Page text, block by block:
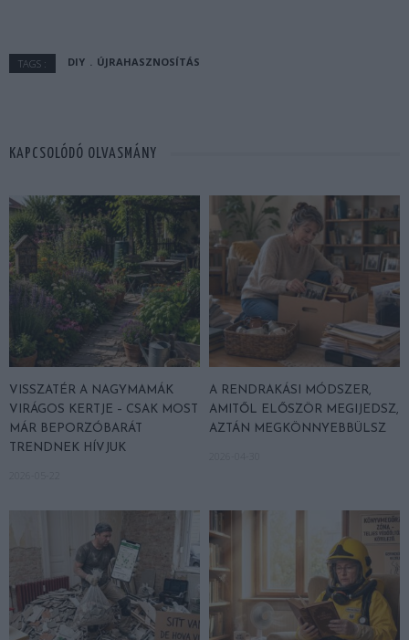
TAGS : DIY ÚJRAHASZNOSÍTÁS
KAPCSOLÓDÓ OLVASMÁNY
VISSZATÉR A NAGYMAMÁK
VIRÁGOS KERTJE – CSAK MOST
MÁR BEPORZÓBARÁT
TRENDNEK HÍVJUK
A RENDRAKÁSI MÓDSZER,
AMITŐL ELŐSZÖR MEGIJEDSZ,
AZTÁN MEGKÖNNYEBBÜLSZ